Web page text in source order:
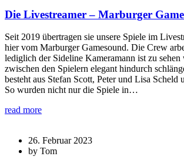
Die Livestreamer – Marburger
Seit 2019 übertragen sie unsere Spiele im
hier vom Marburger Gamesound. Die Crew
lediglich der Sideline Kameramann ist zu sehen
zwischen den Spielern elegant hindurch
besteht aus Stefan Scott, Peter und Lisa Scheld
So wurden nicht nur die Spiele in…
read more
26. Februar 2023
by Tom